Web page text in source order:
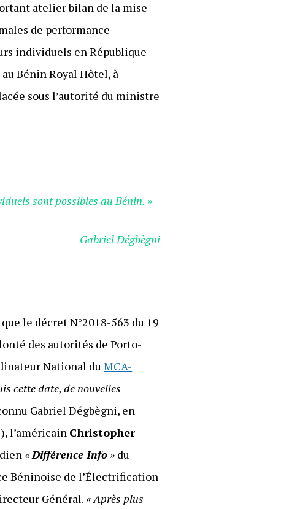
atelier bilan de la mise
de performance
individuels en République
Bénin Royal Hôtel, à
sous l’autorité du ministre
sont possibles au Bénin. »
Gabriel Dégbègni
le décret N°2018-563 du 19
des autorités de Porto-
National duMCA-
cette date, de nouvelles
Gabriel Dégbègni, en
l’américain Christopher
«Différence Info» du
Béninoise de l’Électrification
Général. « Après plus